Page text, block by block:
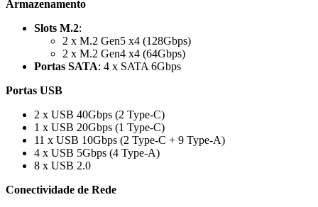
Armazenamento
Slots M.2:
2 x M.2 Gen5 x4 (128Gbps)
2 x M.2 Gen4 x4 (64Gbps)
Portas SATA: 4 x SATA 6Gbps
Portas USB
2 x USB 40Gbps (2 Type-C)
1 x USB 20Gbps (1 Type-C)
11 x USB 10Gbps (2 Type-C + 9 Type-A)
4 x USB 5Gbps (4 Type-A)
8 x USB 2.0
Conectividade de Rede